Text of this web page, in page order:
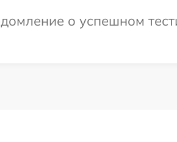
о успешном